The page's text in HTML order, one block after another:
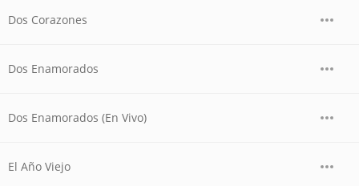
Dos Corazones
Dos Enamorados
Dos Enamorados (En Vivo)
El Año Viejo